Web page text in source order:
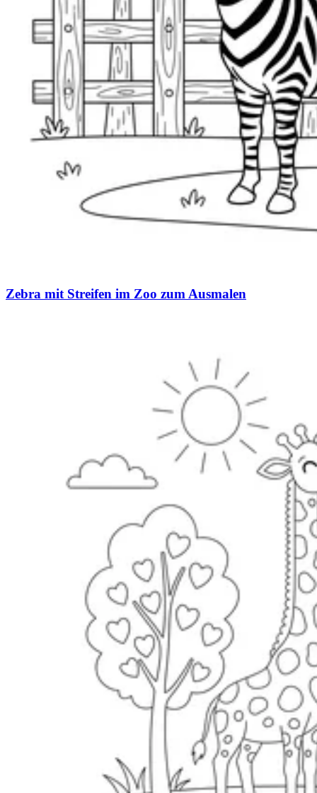
Zebra mit Streifen im Zoo zum Ausmalen